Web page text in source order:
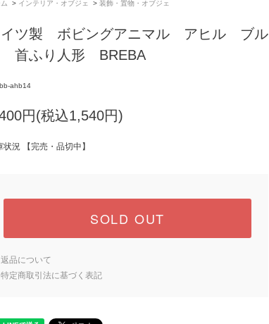
> インテリア・オブジェ > 装飾・置物・オブジェ
イツ製 ボビングアニマル アヒル ブル
首ふり人形 BREBA
ahb14
円(税込1,540円)
状況 【完売・品切中】
SOLD OUT
返品について
特定商取引法に基づく表記